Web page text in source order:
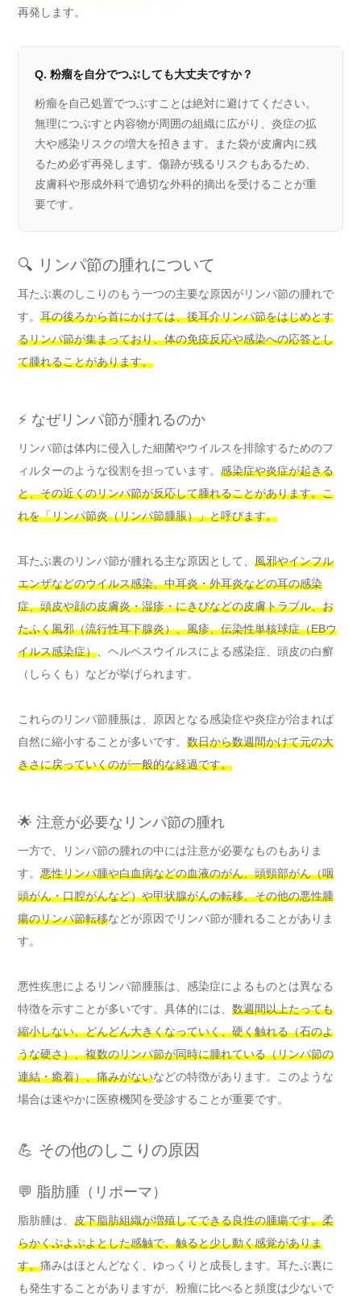
再発します。
Q. 粉瘤を自分でつぶしても大丈夫ですか？
粉瘤を自己処置でつぶすことは絶対に避けてください。
無理につぶすと内容物が周囲の組織に広がり、炎症の拡
大や感染リスクの増大を招きます。また袋が皮膚内に残
るため必ず再発します。傷跡が残るリスクもあるため、
皮膚科や形成外科で適切な外科的摘出を受けることが重
要です。
🔍 リンパ節の腫れについて
耳たぶ裏のしこりのもう一つの主要な原因がリンパ節の腫れで
す。 耳の後ろから首にかけては、後耳介リンパ節をはじめとす
るリンパ節が集まっており、体の免疫反応や感染への応答とし
て腫れることがあります。
⚡ なぜリンパ節が腫れるのか
リンパ節は体内に侵入した細菌やウイルスを排除するためのフ
ィルターのような役割を担っています。 感染症や炎症が起きる
と、その近くのリンパ節が反応して腫れることがあります。こ
れを「リンパ節炎（リンパ節腫脹）」と呼びます。
耳たぶ裏のリンパ節が腫れる主な原因として、 風邪やインフル
エンザなどのウイルス感染、中耳炎・外耳炎などの耳の感染
症、頭皮や顔の皮膚炎・湿疹・にきびなどの皮膚トラブル、お
たふく風邪（流行性耳下腺炎）、風疹、伝染性単核球症（EBウ
イルス感染症）、ヘルペスウイルスによる感染症、頭皮の白癬
（しらくも）などが挙げられます。
これらのリンパ節腫脹は、原因となる感染症や炎症が治まれば
自然に縮小することが多いです。 数日から数週間かけて元の大
きさに戻っていくのが一般的な経過です。
🌟 注意が必要なリンパ節の腫れ
一方で、リンパ節の腫れの中には注意が必要なものもありま
す。 悪性リンパ腫や白血病などの血液のがん、頭頸部がん（咽
頭がん・口腔がんなど）や甲状腺がんの転移、その他の悪性腫
瘍のリンパ節転移などが原因でリンパ節が腫れることがありま
す。
悪性疾患によるリンパ節腫脹は、感染症によるものとは異なる
特徴を示すことが多いです。具体的には、 数週間以上たっても
縮小しない、どんどん大きくなっていく、硬く触れる（石のよ
うな硬さ）、複数のリンパ節が同時に腫れている（リンパ節の
連結・癒着）、痛みがないなどの特徴があります。このような
場合は速やかに医療機関を受診することが重要です。
💪 その他のしこりの原因
💬 脂肪腫（リポーマ）
脂肪腫は、 皮下脂肪組織が増殖してできる良性の腫瘍です。柔
らかくぷよぷよとした感触で、触ると少し動く感覚がありま
す。痛みはほとんどなく、ゆっくりと成長します。耳たぶ裏に
も発生することがありますが、粉瘤に比べると頻度は少ないで